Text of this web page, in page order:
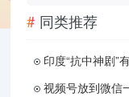
同类推荐